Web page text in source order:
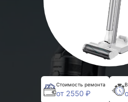
Стоимость ремонта
от 2550 ₽